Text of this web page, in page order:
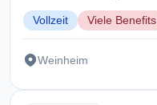
Vollzeit Viele Benefits
Weinheim